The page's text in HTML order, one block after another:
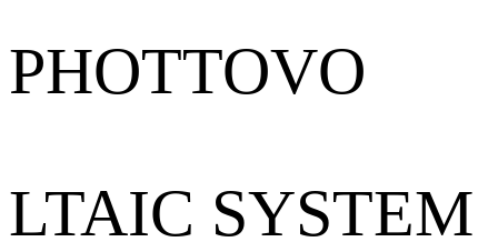
PHOTTOVO
LTAIC SYSTEM